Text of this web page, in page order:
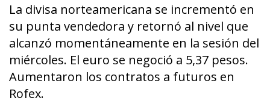
La divisa norteamericana se incrementó en
su punta vendedora y retornó al nivel que
alcanzó momentáneamente en la sesión del
miércoles. El euro se negoció a 5,37 pesos.
Aumentaron los contratos a futuros en
Rofex.